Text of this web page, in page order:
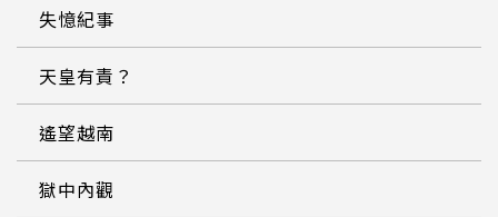
失憶紀事
天皇有責？
遙望越南
獄中內觀